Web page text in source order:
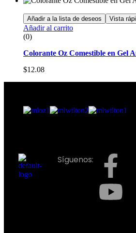
Añadir a la lista de deseos Vista
Añadir al carrito
(0)
Colorante Oz Comestible en Gel
$12.08
Síguenos: